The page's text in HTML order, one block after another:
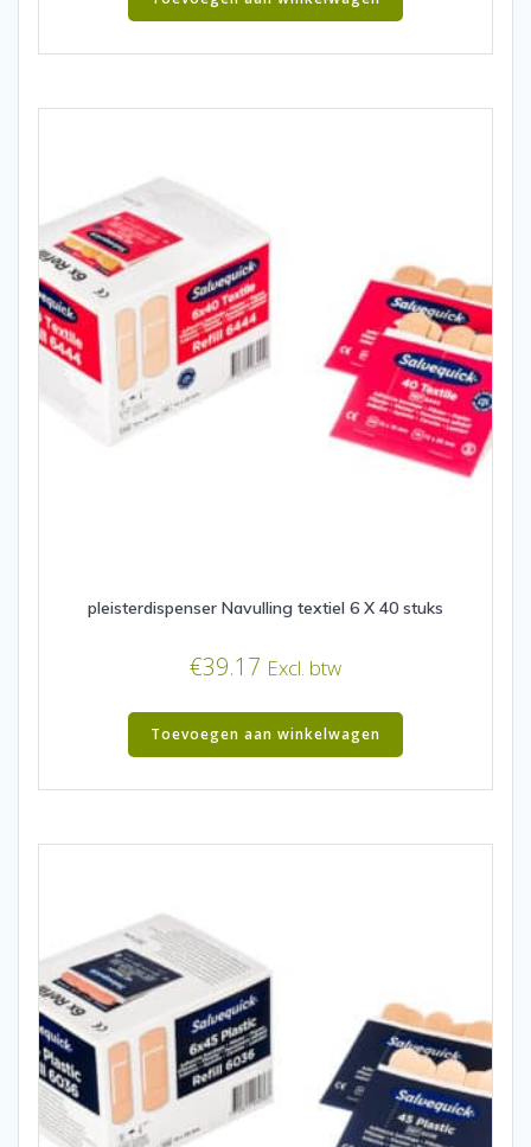
pleisterdispenser Navulling textiel 6 X 40 stuks
€39.17 Excl. btw
Toevoegen aan winkelwagen